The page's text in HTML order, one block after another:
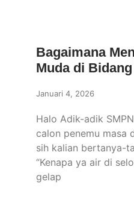
Bagaimana
Muda di
Januari 4, 2026
Halo Adik-adik
calon penemu masa
sih kalian bertanya-
“Kenapa ya air di
gelap